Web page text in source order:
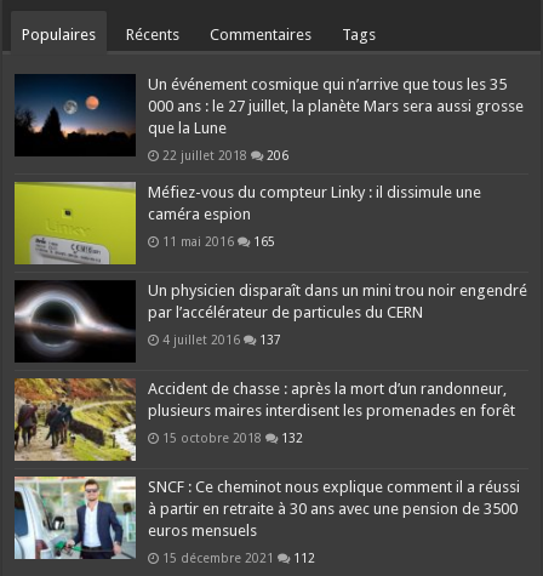
Populaires Récents Commentaires Tags
Un événement cosmique qui n’arrive que tous les 35
000 ans : le 27 juillet, la planète Mars sera aussi grosse
que la Lune
22 juillet 2018 206
Méfiez-vous du compteur Linky : il dissimule une
caméra espion
11 mai 2016 165
Un physicien disparaît dans un mini trou noir engendré
par l’accélérateur de particules du CERN
4 juillet 2016 137
Accident de chasse : après la mort d’un randonneur,
plusieurs maires interdisent les promenades en forêt
15 octobre 2018 132
SNCF : Ce cheminot nous explique comment il a réussi
à partir en retraite à 30 ans avec une pension de 3500
euros mensuels
15 décembre 2021 112